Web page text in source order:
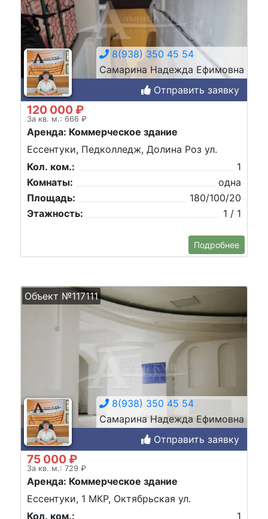
8(938) 350 45 54
Самарина Надежда Ефимовна
Отправить заявку
120 000 ₽
За кв. м.: 666 ₽
Аренда: Коммерческое здание
Ессентуки, Педколледж, Долина Роз ул.
Кол. ком.:
1
Комнаты:
одна
Площадь:
180/100/20
Этажность:
1 / 1
Подробнее
Объект №117111
8(938) 350 45 54
Самарина Надежда Ефимовна
Отправить заявку
75 000 ₽
За кв. м.: 729 ₽
Аренда: Коммерческое здание
Ессентуки, 1 МКР, Октябрьская ул.
Кол. ком.:
1